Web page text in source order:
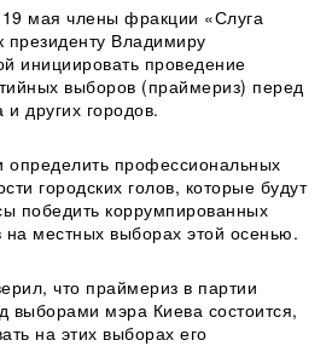
мая члены фракции «Слуга
президенту Владимиру
инициировать проведение
выборов (праймериз) перед
других городов.
определить профессиональных
городских голов, которые будут
победить коррумпированных
на местных выборах этой осенью.
что праймериз в партии
выборами мэра Киева состоится,
на этих выборах его